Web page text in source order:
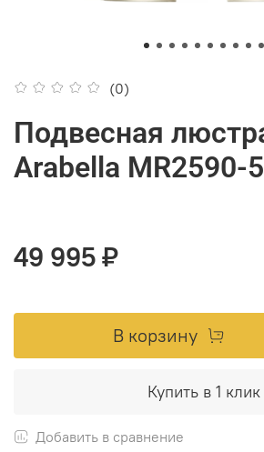
(0)
Подвесная
Arabella MR2590-
49 995 ₽
В корзину
Купить в 1 клик
Добавить в сравнение